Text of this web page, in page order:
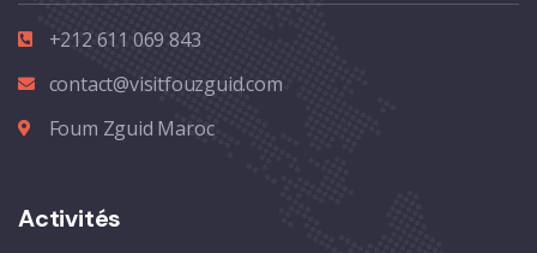
+212 611 069 843
contact@visitfouzguid.com
Foum Zguid Maroc
Activités